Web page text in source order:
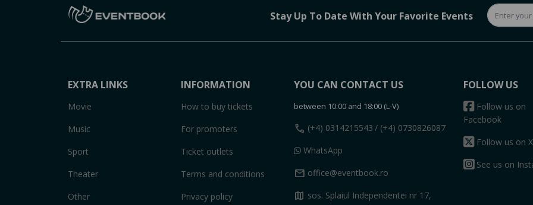
Stay Up To Date With Your Favorite Events
EXTRA LINKS
Movie
Music
Sport
Theater
Other
INFORMATION
How to buy tickets
For promoters
Ticket outlets
Terms and conditions
Privacy policy
YOU CAN CONTACT US
between 10:00 and 18:00 (L-V)
call (+4) 0314215543 / (+4) 0730826087
WhatsApp
mail office@eventbook.ro
map sos. Splaiul Independentei nr 17,
FOLLOW US
Follow us on
Facebook
Follow us on X
See us on